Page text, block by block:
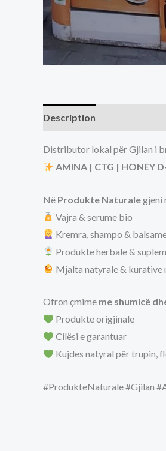
Description
Distributor lokal për Gjilan i
AMINA | CTG | HONEY
Në Produkte Naturalegjeni
Vajra & serume bio
Kremra, shampo &
Produkte herbale &
Mjalta natyrale & kurative
Ofron çmime me shumicë
Produkte origjinale
Cilësi e garantuar
Kujdes natyral për trupin,
#ProdukteNaturale #Gjilan